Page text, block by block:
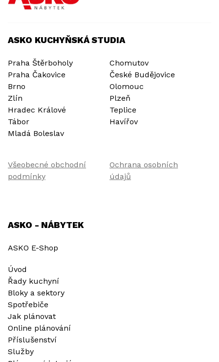
ASKO KUCHYŇSKÁ STUDIA
Praha Štěrboholy
Praha Čakovice
Brno
Zlín
Hradec Králové
Tábor
Mladá Boleslav
Chomutov
České Budějovice
Olomouc
Plzeň
Teplice
Havířov
Všeobecné obchodní
podmínky
Ochrana osobních
údajů
ASKO - NÁBYTEK
ASKO E-Shop
Úvod
Řady kuchyní
Bloky a sektory
Spotřebiče
Jak plánovat
Online plánování
Příslušenství
Služby